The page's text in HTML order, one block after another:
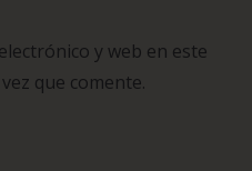
y web en este
que comente.